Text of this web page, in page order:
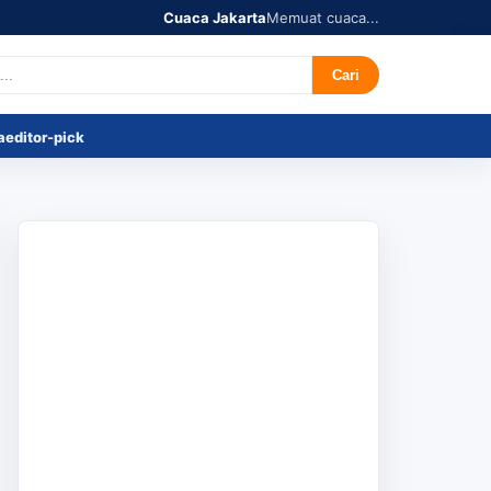
Cuaca JakartaMemuat cuaca...
Pick Cari
editor-pick